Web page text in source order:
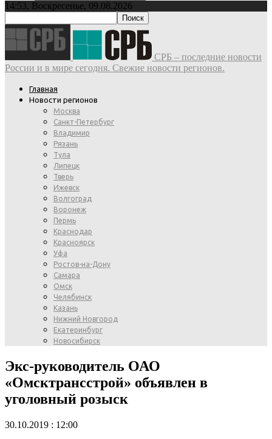
14:53, Воскресенье, 09.08.2026
СРБ – последние новости
России и в мире сегодня. Свежие новости регионов.
Главная
Новости регионов
Москва
Санкт-Петербург
Владимир
Рязань
Тула
Липецк
Тверь
Ижевск
Волгоград
Воронеж
Пермь
Краснодар
Красноярск
Уфа
Ростов-на-Дону
Самара
Омск
Челябинск
Казань
Нижний Новгород
Екатеринбург
Новосибирск
Экс-руководитель ОАО
«Омсктрансстрой» объявлен в
уголовный розыск
30.10.2019 : 12:00